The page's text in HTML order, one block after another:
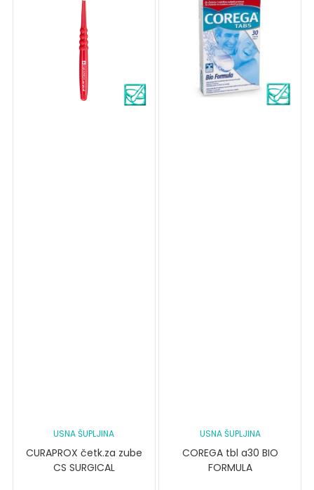
USNA ŠUPLJINA
CURAPROX četk.za zube
CS SURGICAL
USNA ŠUPLJINA
COREGA tbl a30 BIO
FORMULA